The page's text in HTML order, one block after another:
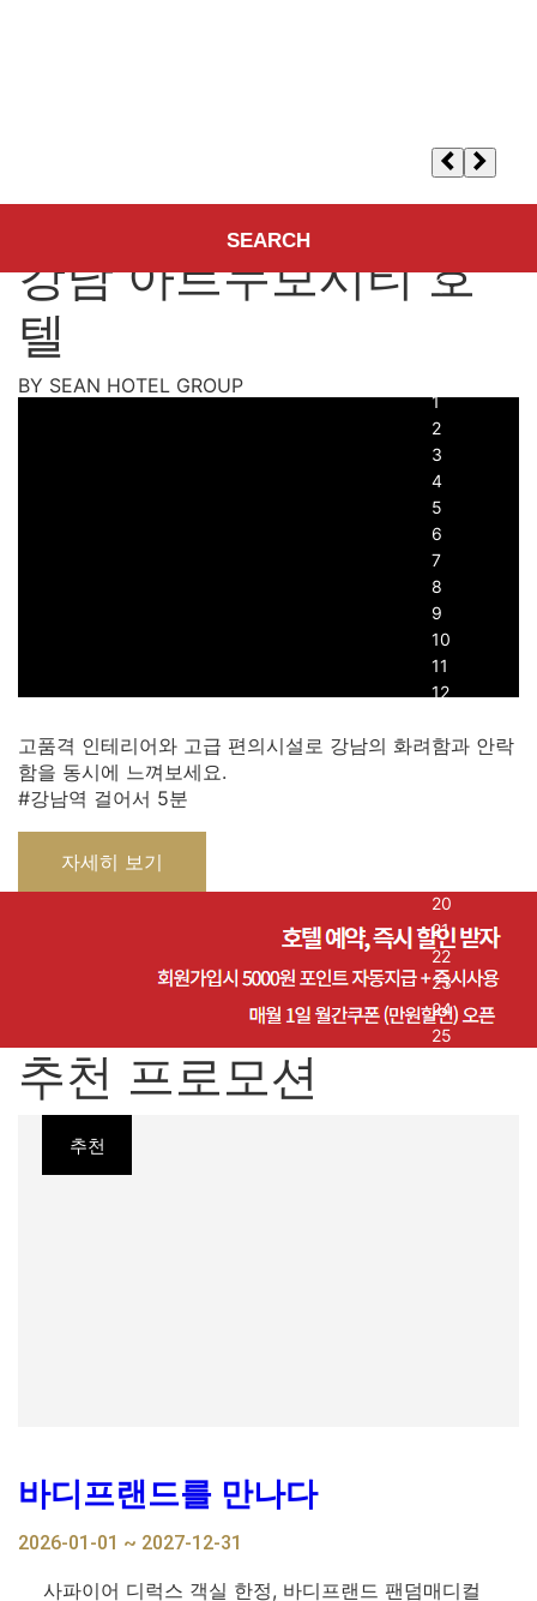
SEARCH
강남 아르누보시티 호
텔
BY SEAN HOTEL GROUP
고품격 인테리어와 고급 편의시설로 강남의 화려함과 안락
함을 동시에 느껴보세요.
#강남역 걸어서 5분
자세히 보기
추천 프로모션
추천
바디프랜드를 만나다
2026-01-01 ~ 2027-12-31
사파이어 디럭스 객실 한정, 바디프랜드 팬덤매디컬